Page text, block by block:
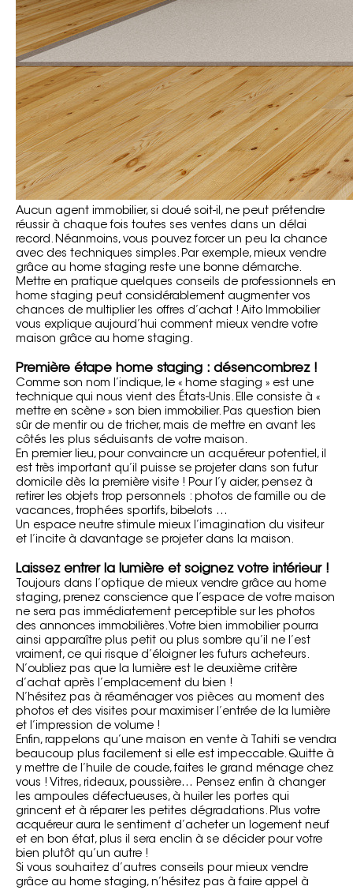
Aucun agent immobilier, si doué soit-il, ne peut prétendre
réussir à chaque fois toutes ses ventes dans un délai
record. Néanmoins, vous pouvez forcer un peu la chance
avec des techniques simples. Par exemple, mieux vendre
grâce au home staging reste une bonne démarche.
Mettre en pratique quelques conseils de professionnels en
home staging peut considérablement augmenter vos
chances de multiplier les offres d’achat ! Aito Immobilier
vous explique aujourd’hui comment mieux vendre votre
maison grâce au home staging.
Première étape home staging : désencombrez !
Comme son nom l’indique, le « home staging » est une
technique qui nous vient des États-Unis. Elle consiste à «
mettre en scène » son bien immobilier. Pas question bien
sûr de mentir ou de tricher, mais de mettre en avant les
côtés les plus séduisants de votre maison.
En premier lieu, pour convaincre un acquéreur potentiel, il
est très important qu’il puisse se projeter dans son futur
domicile dès la première visite ! Pour l’y aider, pensez à
retirer les objets trop personnels : photos de famille ou de
vacances, trophées sportifs, bibelots …
Un espace neutre stimule mieux l’imagination du visiteur
et l’incite à davantage se projeter dans la maison.
Laissez entrer la lumière et soignez votre intérieur !
Toujours dans l’optique de mieux vendre grâce au home
staging, prenez conscience que l’espace de votre maison
ne sera pas immédiatement perceptible sur les photos
des annonces immobilières. Votre bien immobilier pourra
ainsi apparaître plus petit ou plus sombre qu’il ne l’est
vraiment, ce qui risque d’éloigner les futurs acheteurs.
N’oubliez pas que la lumière est le deuxième critère
d’achat après l’emplacement du bien !
N’hésitez pas à réaménager vos pièces au moment des
photos et des visites pour maximiser l’entrée de la lumière
et l’impression de volume !
Enfin, rappelons qu’une maison en vente à Tahiti se vendra
beaucoup plus facilement si elle est impeccable. Quitte à
y mettre de l’huile de coude, faites le grand ménage chez
vous ! Vitres, rideaux, poussière… Pensez enfin à changer
les ampoules défectueuses, à huiler les portes qui
grincent et à réparer les petites dégradations. Plus votre
acquéreur aura le sentiment d’acheter un logement neuf
et en bon état, plus il sera enclin à se décider pour votre
bien plutôt qu’un autre !
Si vous souhaitez d’autres conseils pour mieux vendre
grâce au home staging, n’hésitez pas àfaire appel à